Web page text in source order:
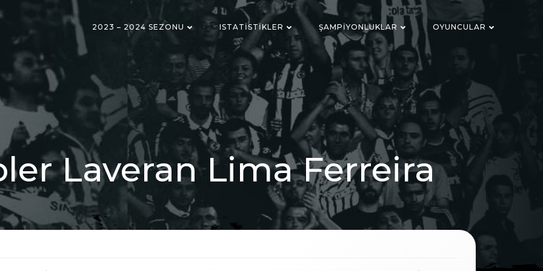
2023 – 2024 SEZONU ISTATISTIKLER ŞAMPIYONLUKLAR OYUNCULAR
Laveran Lima Ferreira